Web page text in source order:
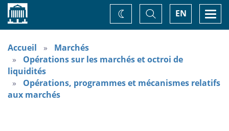
Accueil EN
Basculer
la
recherche
Changez
de
Accueil
Marchés
Opérations sur les marchés et octroi de
liquidités
Opérations, programmes et mécanismes relatifs
aux marchés